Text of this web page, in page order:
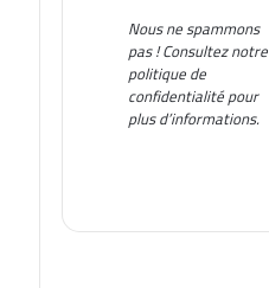
Nous ne spammons
pas ! Consultez notre
politique de
confidentialitépour
plus d’informations.